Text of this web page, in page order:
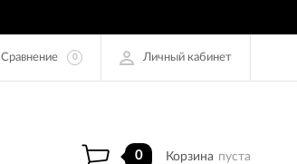
Сравнение 0 Личный кабинет
0 Корзина пуста